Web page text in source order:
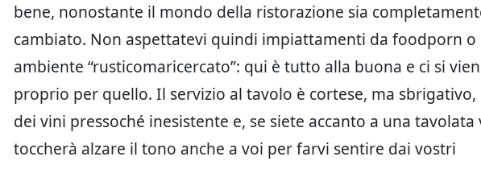
bene, nonostante il mondo della ristorazione sia
cambiato. Non aspettatevi quindi impiattamenti da foodporn o
ambiente “rusticomaricercato”: qui è tutto alla buona e ci si
proprio per quello. Il servizio al tavolo è cortese, ma sbrigativo,
dei vini pressoché inesistente e, se siete accanto a una tavolata
toccherà alzare il tono anche a voi per farvi sentire dai vostri